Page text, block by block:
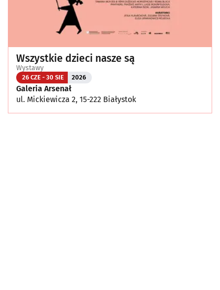
Wszystkie dzieci nasze są
Wystawy
26 CZE - 30 SIE 2026
Galeria Arsenał
ul. Mickiewicza 2, 15-222 Białystok